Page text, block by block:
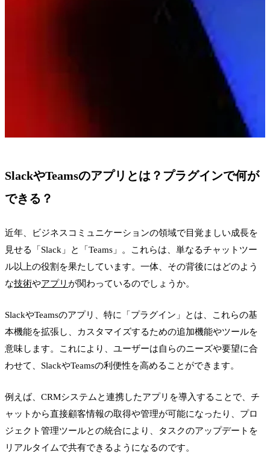
SlackやTeamsのアプリとは？プラグインで何が
できる？
近年、ビジネスコミュニケーションの領域で目覚ましい成長を
見せる「Slack」と「Teams」。これらは、単なるチャットツー
ル以上の役割を果たしています。一体、その背後にはどのよう
な技術やアプリ が関わっているのでしょうか。
SlackやTeamsのアプリ、特に「プラグイン」とは、これらの基
本機能を拡張し、カスタマイズするための追加機能やツールを
意味します。これにより、ユーザーは自らのニーズや要望に合
わせて、SlackやTeamsの利便性を高めることができます。
例えば、CRMシステムと連携したアプリを導入することで、チ
ャットから直接顧客情報の取得や管理が可能になったり、プロ
ジェクト管理ツールとの統合により、タスクのアップデートを
リアルタイムで共有できるようになるのです。